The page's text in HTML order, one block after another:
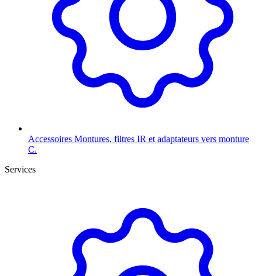
Accessoires Montures, filtres IR et adaptateurs vers monture
C.
Services